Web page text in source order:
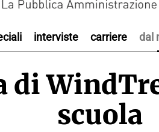
interviste carriere dal
di
scuola